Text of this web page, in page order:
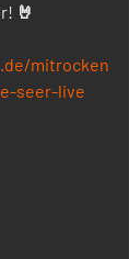
🤘
mitrocken
seer-live